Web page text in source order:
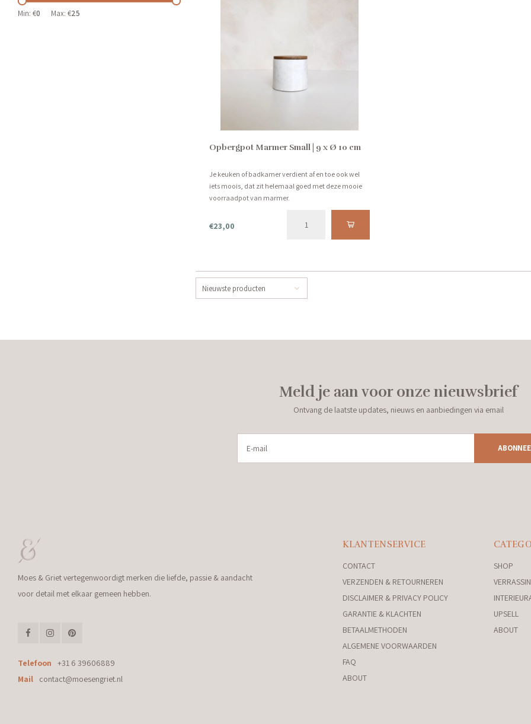
Min: €0 Max: €25
Opbergpot Marmer Small | 9 x Ø 10 cm
Je keuken of badkamer verdient af en toe ook wel
iets moois, dat zit helemaal goed met deze mooie
voorraadpot van marmer.
€23,00
Nieuwste producten
Meld je aan voor onze nieuwsbrief
Ontvang de laatste updates, nieuws en aanbiedingen via email
Moes & Griet vertegenwoordigt merken die liefde, passie & aandacht
voor detail met elkaar gemeen hebben.
Telefoon
+31 6 39606889
Mail
contact@moesengriet.nl
KLANTENSERVICE
CONTACT
VERZENDEN & RETOURNEREN
DISCLAIMER & PRIVACY POLICY
GARANTIE & KLACHTEN
BETAALMETHODEN
ALGEMENE VOORWAARDEN
FAQ
ABOUT
SHOP
UPSELL
ABOUT